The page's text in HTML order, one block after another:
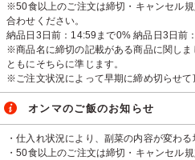
※50食以上のご注文は締切・キャンセル
合わせください。
納品日3日前：14:59まで0% 納品日3日前
※商品名に締切の記載がある商品に関し
ともにそちらに準じます。
※ご注文状況によって早期に締め切らせて
オンマのご飯のお知らせ
・仕入れ状況により、副菜の内容が変わる
・50食以上のご注文は締切・キャンセル